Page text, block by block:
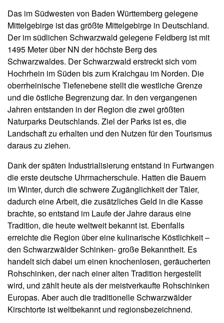
Das im Südwesten von Baden Württemberg gelegene
Mittelgebirge ist das größte Mittelgebirge in Deutschland.
Der im südlichen Schwarzwald gelegene Feldberg ist mit
1495 Meter über NN der höchste Berg des
Schwarzwaldes. Der Schwarzwald erstreckt sich vom
Hochrhein im Süden bis zum Kraichgau im Norden. Die
oberrheinische Tiefenebene stellt die westliche Grenze
und die östliche Begrenzung dar. In den vergangenen
Jahren entstanden in der Region die zwei größten
Naturparks Deutschlands. Ziel der Parks ist es, die
Landschaft zu erhalten und den Nutzen für den Tourismus
daraus zu ziehen.
Dank der späten Industrialisierung entstand in Furtwangen
die erste deutsche Uhrmacherschule. Hatten die Bauern
im Winter, durch die schwere Zugänglichkeit der Täler,
dadurch eine Arbeit, die zusätzliches Geld in die Kasse
brachte, so entstand im Laufe der Jahre daraus eine
Tradition, die heute weltweit bekannt ist. Ebenfalls
erreichte die Region über eine kulinarische Köstlichkeit –
den Schwarzwälder Schinken- große Bekanntheit. Es
handelt sich dabei um einen knochenlosen, geräucherten
Rohschinken, der nach einer alten Tradition hergestellt
wird, und zählt heute als der meistverkaufte Rohschinken
Europas. Aber auch die traditionelle Schwarzwälder
Kirschtorte ist weltbekannt und regionsbezeichnend.